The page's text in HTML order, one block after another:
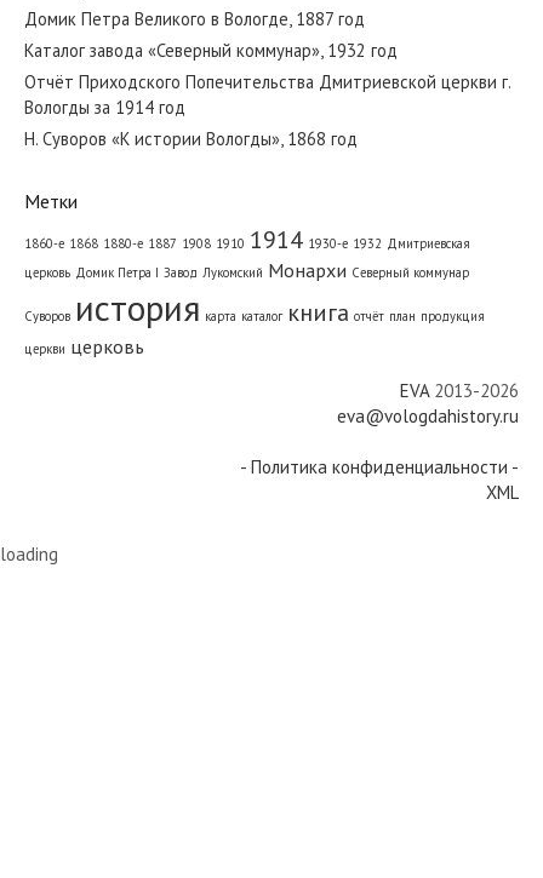
Домик Петра Великого в Вологде, 1887 год
Каталог завода «Северный коммунар», 1932 год
Отчёт Приходского Попечительства Дмитриевской церкви г.
Вологды за 1914 год
Н. Суворов «К истории Вологды», 1868 год
Метки
1860-е 1868 1880-е 1887 1908 1910 1914 1930-е 1932 Дмитриевская
церковь Домик Петра I Завод Лукомский Монархи Северный коммунар
Суворов история карта каталог книга отчёт план продукция
церкви церковь
EVA2013-2026
eva@vologdahistory.ru
- Политика конфиденциальности -
XML
loading